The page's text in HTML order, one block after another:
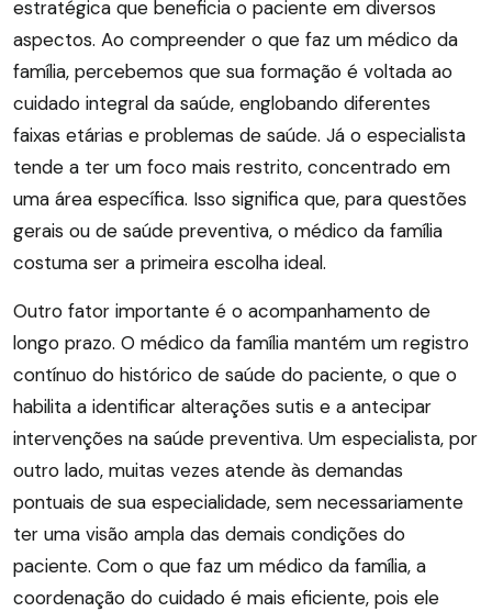
estratégica que beneficia o paciente em diversos
aspectos. Ao compreender o que faz um médico da
família, percebemos que sua formação é voltada ao
cuidado integral da saúde, englobando diferentes
faixas etárias e problemas de saúde. Já o especialista
tende a ter um foco mais restrito, concentrado em
uma área específica. Isso significa que, para questões
gerais ou de saúde preventiva, o médico da família
costuma ser a primeira escolha ideal.
Outro fator importante é o acompanhamento de
longo prazo. O médico da família mantém um registro
contínuo do histórico de saúde do paciente, o que o
habilita a identificar alterações sutis e a antecipar
intervenções na saúde preventiva. Um especialista, por
outro lado, muitas vezes atende às demandas
pontuais de sua especialidade, sem necessariamente
ter uma visão ampla das demais condições do
paciente. Com o que faz um médico da família, a
coordenação do cuidado é mais eficiente, pois ele